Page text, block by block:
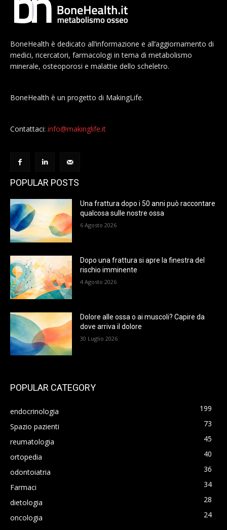
BoneHealth è dedicato all’informazione e all’aggiornamento di
medici, ricercatori, farmacologi in tema di metabolismo
minerale, osteoporosi e malattie dello scheletro.
BoneHealth è un progetto di MakingLife.
Contattaci: info@makinglife.it
POPULAR POSTS
Una frattura dopo i 50 anni può raccontare
qualcosa sulle nostre ossa
6 Agosto 2026
Dopo una frattura si apre la finestra del
rischio imminente
4 Agosto 2026
Dolore alle ossa o ai muscoli? Capire da
dove arriva il dolore
30 Luglio 2026
POPULAR CATEGORY
endocrinologia
199
Spazio pazienti
73
reumatologia
45
ortopedia
40
odontoiatria
36
Farmaci
34
dietologia
28
oncologia
24